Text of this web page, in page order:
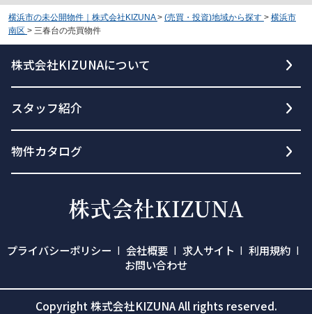
横浜市の未公開物件｜株式会社KIZUNA > (売買・投資)地域から探す > 横浜市
南区 > 三春台の売買物件
株式会社KIZUNAについて
スタッフ紹介
物件カタログ
プライバシーポリシー 会社概要 求人サイト
利用規約
お問い合わせ
Copyright 株式会社KIZUNA All rights reserved.